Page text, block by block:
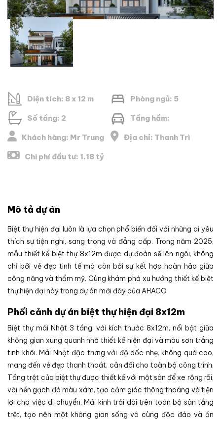
Diện tích: 8 x 12 m Phòng ngủ: 5
Số tầng: 2 Tầng hầm:
Khách hàng: Mr Trung Địa chỉ: Thanh Trì
Chi phí đầu tư: 1.18 tỷ
Mô tả dự án
Biệt thự hiện đại luôn là lựa chọn phổ biến đối với những ai yêu
thích sự tiện nghi, sang trọng và đẳng cấp. Trong năm 2025,
mẫu thiết kế biệt thự 8x12m được dự đoán sẽ lên ngôi, không
chỉ bởi vẻ đẹp tinh tế mà còn bởi sự kết hợp hoàn hảo giữa
công năng và thẩm mỹ. Cùng khám phá xu hướng thiết kế biệt
thự hiện đại này trong dự án mới đây của AHACO
Phối cảnh dự án biệt thự hiện đại 8x12m
Biệt thự mái Nhật 3 tầng, với kích thước 8x12m, nổi bật giữa
không gian xung quanh nhờ thiết kế hiện đại và màu sơn trắng
tinh khôi. Mái Nhật đặc trưng với độ dốc nhẹ, không quá cao,
mang đến vẻ đẹp thanh thoát, cân đối cho toàn bộ công trình.
Tầng trệt của biệt thự được thiết kế với một sân để xe rộng rãi,
với nền gạch đá màu xám, tạo cảm giác thông thoáng và tiện
lợi cho việc di chuyển. Mái kính trải dài trên toàn bộ sân tầng
trệt, tạo nên một không gian sống vô cùng độc đáo và ấn